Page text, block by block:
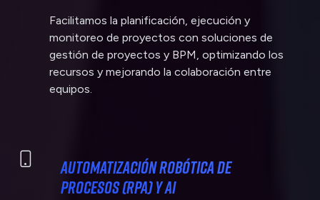
Facilitamos la planificación, ejecución y
monitoreo de proyectos con soluciones de
gestión de proyectos y BPM, optimizando los
recursos y mejorando la colaboración entre
equipos.
Automatización Robótica de
Procesos (RPA) y AI